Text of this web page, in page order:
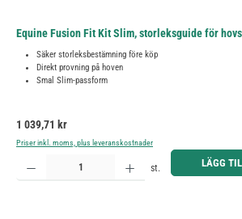
Equine Fusion Fit Kit Slim, storleksguide för
Säker storleksbestämning före köp
Direkt provning på hoven
Smal Slim-passform
Ordinarie pris:
1 039,71 kr
Priser inkl. moms, plus leveranskostnader
Produktkvantitet: Ange önskat belopp eller använd knapparna
st. LÄGG